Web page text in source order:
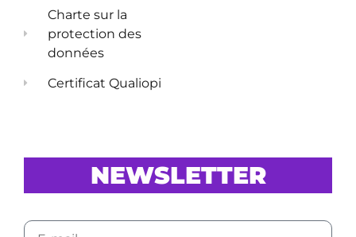
Charte sur la
protection des
données
Certificat Qualiopi
NEWSLETTER